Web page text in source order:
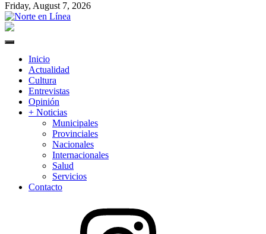
Friday, August 7, 2026
Primary
Inicio
Actualidad
Cultura
Entrevistas
Opinión
+ Noticias
Municipales
Provinciales
Nacionales
Internacionales
Salud
Servicios
Contacto